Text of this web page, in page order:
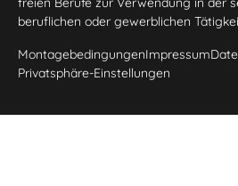
beruflichen oder gewerblichen
MontagebedingungenImpressum
Privatsphäre-Einstellungen